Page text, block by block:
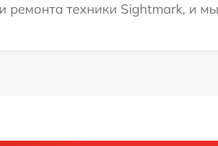
техники Sightmark, и